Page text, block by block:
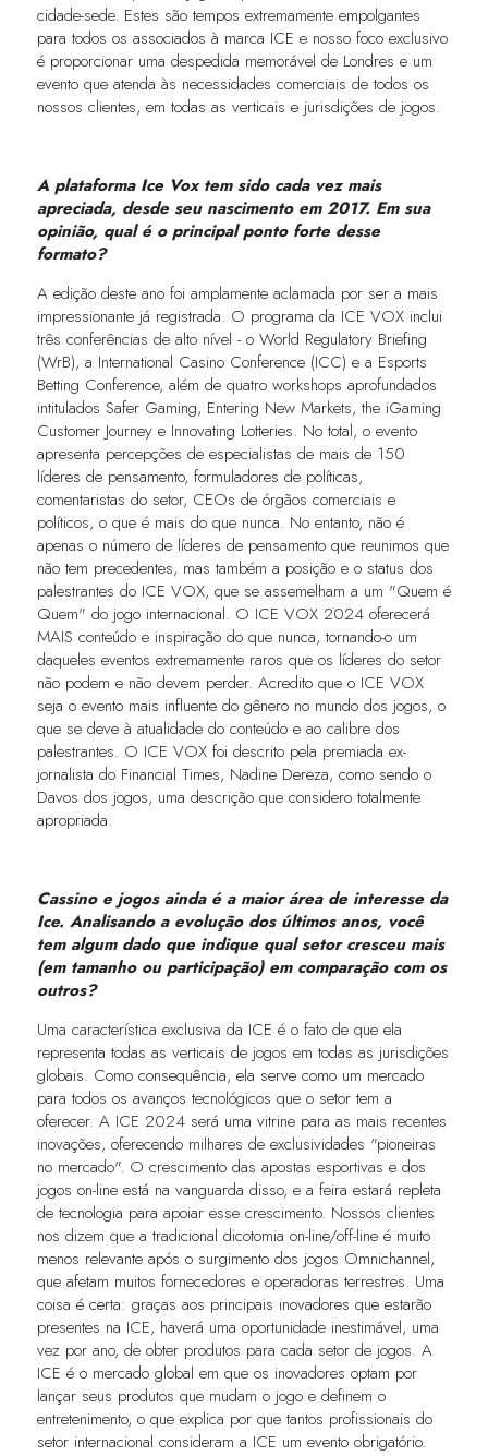
cidade-sede. Estes são tempos extremamente empolgantes
para todos os associados à marca ICE e nosso foco exclusivo
é proporcionar uma despedida memorável de Londres e um
evento que atenda às necessidades comerciais de todos os
nossos clientes, em todas as verticais e jurisdições de jogos.
A plataforma Ice Vox tem sido cada vez mais
apreciada, desde seu nascimento em 2017. Em sua
opinião, qual é o principal ponto forte desse
formato?
A edição deste ano foi amplamente aclamada por ser a mais
impressionante já registrada. O programa da ICE VOX inclui
três conferências de alto nível - o World Regulatory Briefing
(WrB), a International Casino Conference (ICC) e a Esports
Betting Conference, além de quatro workshops aprofundados
intitulados Safer Gaming, Entering New Markets, the iGaming
Customer Journey e Innovating Lotteries. No total, o evento
apresenta percepções de especialistas de mais de 150
líderes de pensamento, formuladores de políticas,
comentaristas do setor, CEOs de órgãos comerciais e
políticos, o que é mais do que nunca. No entanto, não é
apenas o número de líderes de pensamento que reunimos que
não tem precedentes, mas também a posição e o status dos
palestrantes do ICE VOX, que se assemelham a um "Quem é
Quem" do jogo internacional. O ICE VOX 2024 oferecerá
MAIS conteúdo e inspiração do que nunca, tornando-o um
daqueles eventos extremamente raros que os líderes do setor
não podem e não devem perder. Acredito que o ICE VOX
seja o evento mais influente do gênero no mundo dos jogos, o
que se deve à atualidade do conteúdo e ao calibre dos
palestrantes. O ICE VOX foi descrito pela premiada ex-
jornalista do Financial Times, Nadine Dereza, como sendo o
Davos dos jogos, uma descrição que considero totalmente
apropriada.
Cassino e jogos ainda é a maior área de interesse da
Ice. Analisando a evolução dos últimos anos, você
tem algum dado que indique qual setor cresceu mais
(em tamanho ou participação) em comparação com os
outros?
Uma característica exclusiva da ICE é o fato de que ela
representa todas as verticais de jogos em todas as jurisdições
globais. Como consequência, ela serve como um mercado
para todos os avanços tecnológicos que o setor tem a
oferecer. A ICE 2024 será uma vitrine para as mais recentes
inovações, oferecendo milhares de exclusividades "pioneiras
no mercado". O crescimento das apostas esportivas e dos
jogos on-line está na vanguarda disso, e a feira estará repleta
de tecnologia para apoiar esse crescimento. Nossos clientes
nos dizem que a tradicional dicotomia on-line/off-line é muito
menos relevante após o surgimento dos jogos Omnichannel,
que afetam muitos fornecedores e operadoras terrestres. Uma
coisa é certa: graças aos principais inovadores que estarão
presentes na ICE, haverá uma oportunidade inestimável, uma
vez por ano, de obter produtos para cada setor de jogos. A
ICE é o mercado global em que os inovadores optam por
lançar seus produtos que mudam o jogo e definem o
entretenimento, o que explica por que tantos profissionais do
setor internacional consideram a ICE um evento obrigatório.